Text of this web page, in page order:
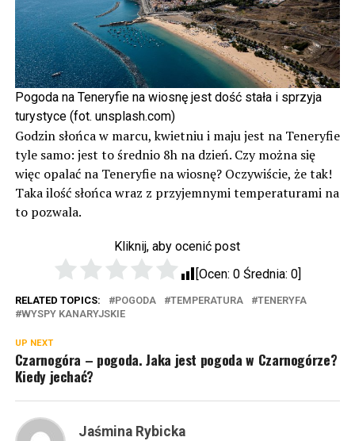
Pogoda na Teneryfie na wiosnę jest dość stała i sprzyja
turystyce (fot. unsplash.com)
Godzin słońca w marcu, kwietniu i maju jest na Teneryfie
tyle samo: jest to średnio 8h na dzień. Czy można się
więc opalać na Teneryfie na wiosnę? Oczywiście, że tak!
Taka ilość słońca wraz z przyjemnymi temperaturami na
to pozwala.
Kliknij, aby ocenić post
[Ocen:0 Średnia:0
RELATED TOPICS: POGODA TEMPERATURA
TENERYFA
WYSPY KANARYJSKIE
UP NEXT
Czarnogóra – pogoda. Jaka jest pogoda w Czarnogórze?
Kiedy jechać?
Jaśmina Rybicka